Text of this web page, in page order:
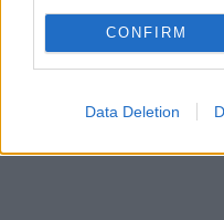
CONFIRM
Data Deletion